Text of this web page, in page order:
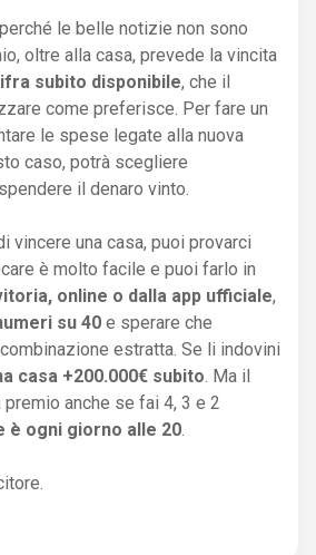
le belle notizie non sono
oltre alla casa, prevede la vincita
subito disponibile, che il
come preferisce. Per fare un
le spese legate alla nuova
caso, potrà scegliere
il denaro vinto.
vincere una casa, puoi provarci
è molto facile e puoi farlo in
online o dalla app ufficiale,
su 40 e sperare che
estratta. Se li indovini
casa +200.000€ subito . Ma il
anche se fai 4, 3 e 2
è ogni giorno alle 20